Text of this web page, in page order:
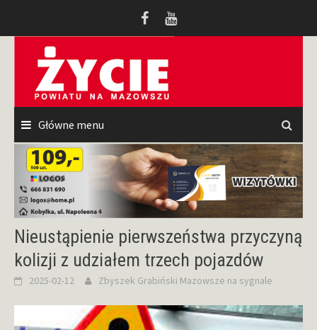
Główne menu
Nieustąpienie pierwszeństwa przyczyną
kolizji z udziałem trzech pojazdów
2025-02-12 Zbyszek Grabiński Mazowsze na sygnale